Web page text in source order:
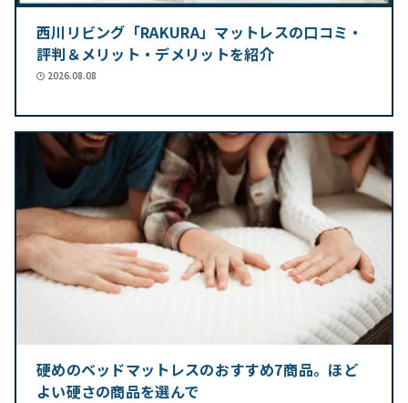
西川リビング「RAKURA」マットレスの口コミ・
評判＆メリット・デメリットを紹介
2026.08.08
硬めのベッドマットレスのおすすめ7商品。ほど
よい硬さの商品を選んで